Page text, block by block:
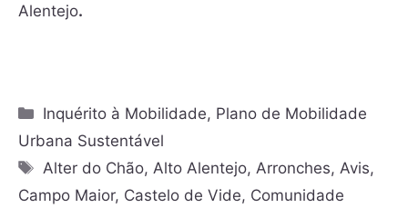
Alentejo.
Inquérito à Mobilidade, Plano de Mobilidade
Urbana Sustentável
Alter do Chão,Alto Alentejo,Arronches,Avis,
Campo Maior, Castelo de Vide, Comunidade